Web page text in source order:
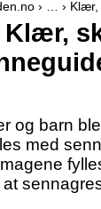
› … ›
Klær,
og barn
med
at